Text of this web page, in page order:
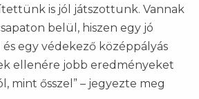
is jól játszottunk. Vannak
belül, hiszen egy jó
egy védekező középpályás
ellenére jobb eredményeket
mint ősszel” – jegyezte meg